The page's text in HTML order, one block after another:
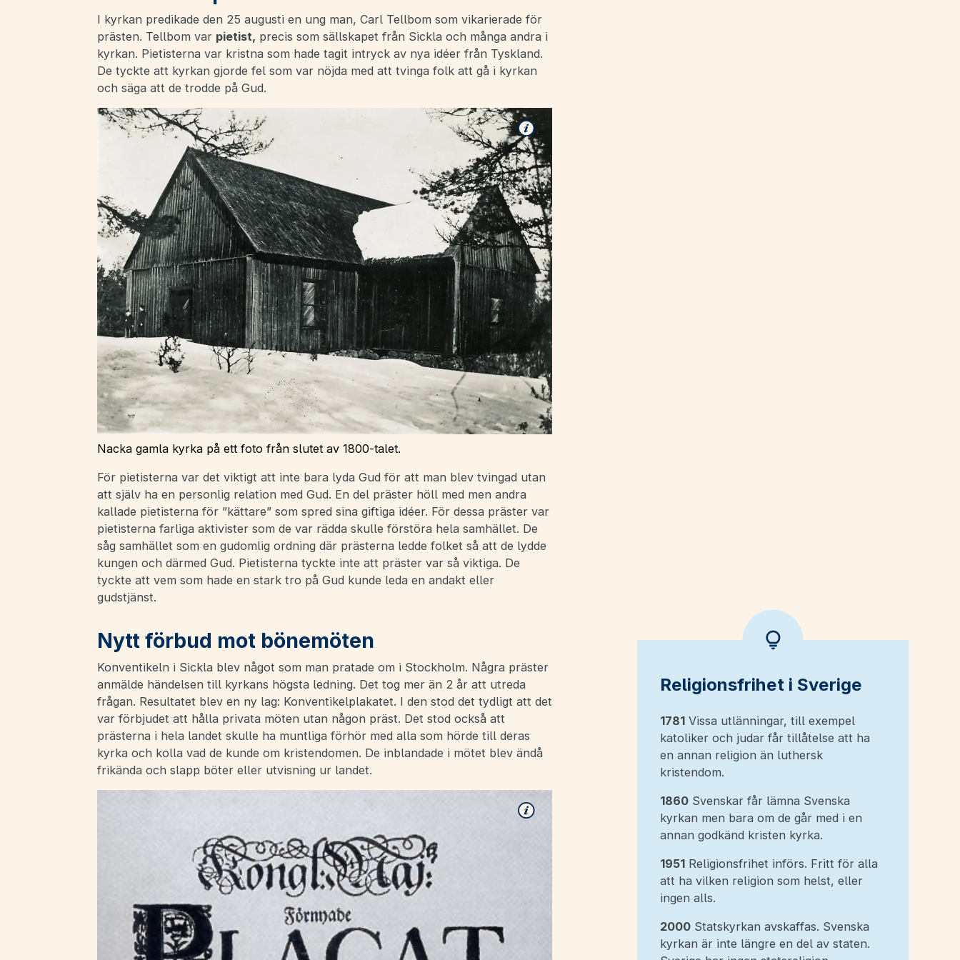
I kyrkan predikade den 25 augusti en ung man, Carl Tellbom som vikarierade för
prästen. Tellbom var pietist, precis som sällskapet från Sickla och många andra i
kyrkan. Pietisterna var kristna som hade tagit intryck av nya idéer från Tyskland.
De tyckte att kyrkan gjorde fel som var nöjda med att tvinga folk att gå i kyrkan
och säga att de trodde på Gud.
Nacka gamla kyrka på ett foto från slutet av 1800-talet.
För pietisterna var det viktigt att inte bara lyda Gud för att man blev tvingad utan
att själv ha en personlig relation med Gud. En del präster höll med men andra
kallade pietisterna för ”kättare” som spred sina giftiga idéer. För dessa präster var
pietisterna farliga aktivister som de var rädda skulle förstöra hela samhället. De
såg samhället som en gudomlig ordning där prästerna ledde folket så att de lydde
kungen och därmed Gud. Pietisterna tyckte inte att präster var så viktiga. De
tyckte att vem som hade en stark tro på Gud kunde leda en andakt eller
gudstjänst.
Religionsfrihet i Sverige
1781 Vissa utlänningar, till exempel
katoliker och judar får tillåtelse att ha
en annan religion än luthersk
kristendom.
1860 Svenskar får lämna Svenska
kyrkan men bara om de går med i en
annan godkänd kristen kyrka.
1951 Religionsfrihet införs. Fritt för alla
att ha vilken religion som helst, eller
ingen alls.
2000 Statskyrkan avskaffas. Svenska
kyrkan är inte längre en del av staten.
Nytt förbud mot bönemöten
Konventikeln i Sickla blev något som man pratade om i Stockholm. Några präster
anmälde händelsen till kyrkans högsta ledning. Det tog mer än 2 år att utreda
frågan. Resultatet blev en ny lag: Konventikelplakatet. I den stod det tydligt att det
var förbjudet att hålla privata möten utan någon präst. Det stod också att
prästerna i hela landet skulle ha muntliga förhör med alla som hörde till deras
kyrka och kolla vad de kunde om kristendomen. De inblandade i mötet blev ändå
frikända och slapp böter eller utvisning ur landet.